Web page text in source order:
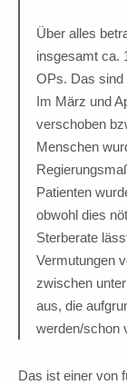
Über alles
insgesamt ca.
OPs. Das sind
Im März und
verschoben
Menschen
Patienten
obwohl dies
Sterberate
Vermutungen
zwischen
aus, die
werden/schon
Das ist einer von